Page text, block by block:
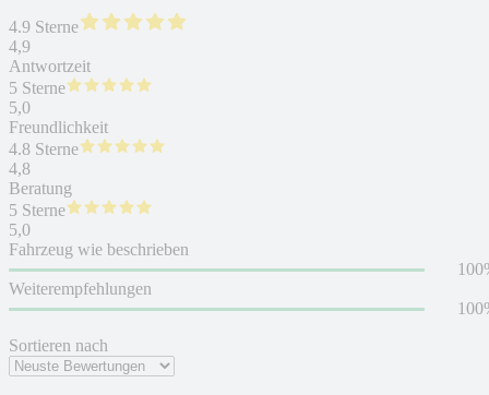
Sortieren nach
4.9 Sterne
4,9
Antwortzeit
5 Sterne
5,0
Freundlichkeit
4.8 Sterne
4,8
Beratung
5 Sterne
5,0
Fahrzeug wie beschrieben
Weiterempfehlungen